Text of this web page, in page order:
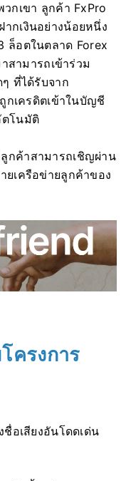
กเขา ลูกค้า FxPro
กเงินอย่างน้อยหนึ่ง
ล็อตในตลาด Forex
สามารถเข้าร่วม
ที่ได้รับจาก
กเครดิตเข้าในบัญชี
โนมัติ
กค้าสามารถเชิญผ่าน
ยเครือข่ายลูกค้าของ
ครงการ
อเสียงอันโดดเด่น